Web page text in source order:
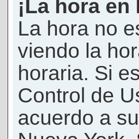
¡La hora
La hora no
viendo la
horaria. Si
Control de
acuerdo a